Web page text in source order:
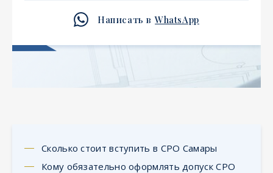
Написать в WhatsApp
Сколько стоит вступить в СРО Самары
Кому обязательно оформлять допуск СРО